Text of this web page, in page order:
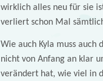
wirklich alles neu für sie
verliert schon Mal
Wie auch Kyla muss auch
nicht von Anfang an klar
verändert hat, wie viel in